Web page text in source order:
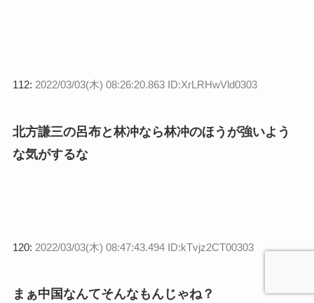
112: 2022/03/03(木) 08:26:20.863 ID:XrLRHwVld0303
北方謙三の呂布と林冲なら林冲のほうが強いよう
な気がするな
120: 2022/03/03(木) 08:47:43.494 ID:kTvjz2CT00303
まぁ中国なんてそんなもんじゃね？